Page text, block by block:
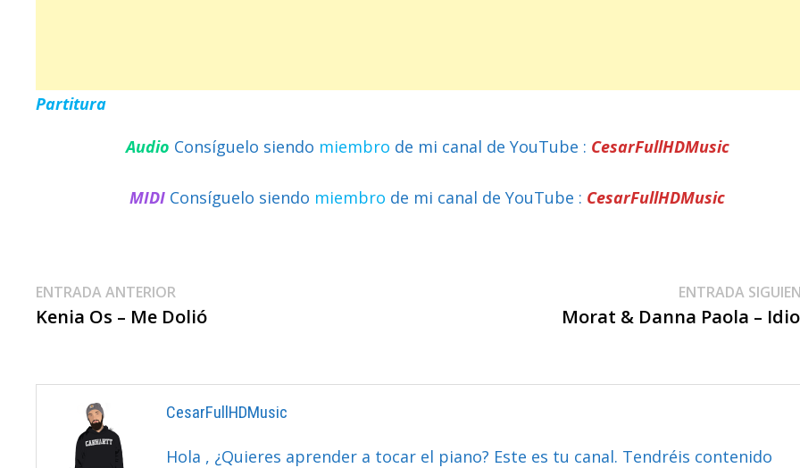
Partitura
Audio Consíguelo siendo miembro de mi canal de YouTube : CesarFullHDMusic
MIDI Consíguelo siendo miembro de mi canal de YouTube : CesarFullHDMusic
Navegación
De
ENTRADA ANTERIOR
anterior:
Kenia Os – Me Dolió
ENTRADA
Morat & Danna Paola –
CesarFullHDMusic
Hola , ¿Quieres aprender a tocar el piano? Este es tu canal. Tendréis contenido